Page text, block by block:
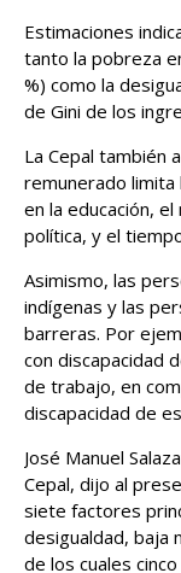
Estimaciones
tanto la pobreza
%) como la
de Gini de los
La Cepal también
remunerado limita
en la educación,
política, y el
Asimismo, las
indígenas y las
barreras. Por
con discapacidad
de trabajo, en
discapacidad de
José Manuel
Cepal, dijo al
siete factores
desigualdad, baja
de los cuales